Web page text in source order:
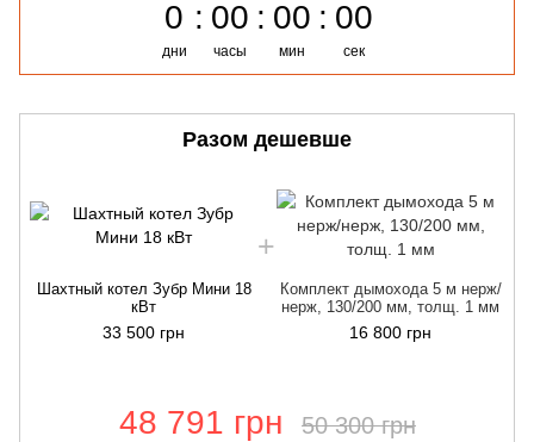
0
дни
00
часы
00
мин
00
сек
Разом дешевше
Шахтный котел Зубр Мини 18
кВт
33 500 грн
Комплект дымохода 5 м нерж/
нерж, 130/200 мм, толщ. 1 мм
16 800 грн
48 791 грн 50 300 грн